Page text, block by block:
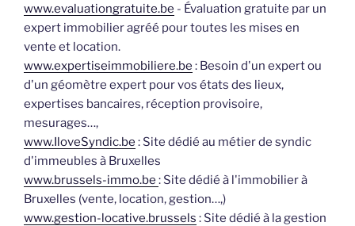
www.evaluationgratuite.be - Évaluation gratuite par un
expert immobilier agréé pour toutes les mises en
vente et location.
www.expertiseimmobiliere.be : Besoin d'un expert ou
d'un géomètre expert pour vos états des lieux,
expertises bancaires, réception provisoire,
mesurages…,
www.IloveSyndic.be : Site dédié au métier de syndic
d'immeubles à Bruxelles
www.brussels-immo.be : Site dédié à l'immobilier à
Bruxelles (vente, location, gestion…,)
www.gestion-locative.brussels : Site dédié à la gestion